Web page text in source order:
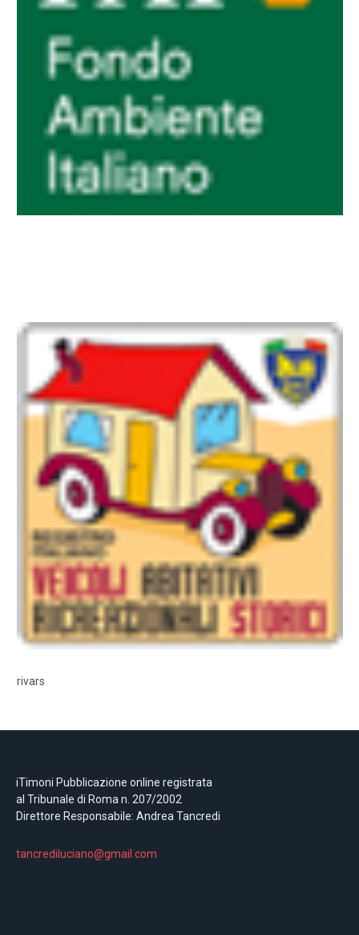
rivars
iTimoni Pubblicazione online registrata
al Tribunale di Roma n. 207/2002
Direttore Responsabile: Andrea Tancredi
tancrediluciano@gmail.com